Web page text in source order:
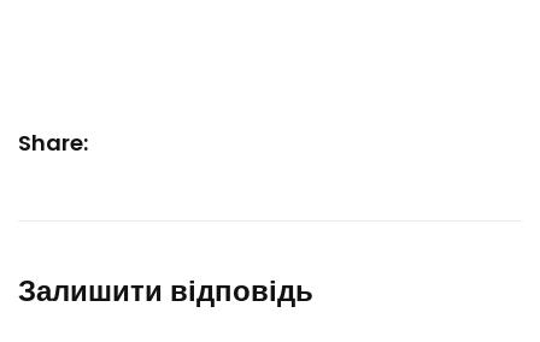
Share:
Залишити відповідь